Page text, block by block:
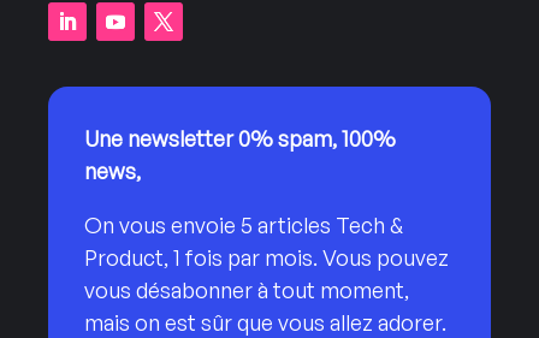
Une newsletter 0% spam, 100%
news,
On vous envoie 5 articles Tech &
Product, 1 fois par mois. Vous pouvez
vous désabonner à tout moment,
mais on est sûr que vous allez adorer.